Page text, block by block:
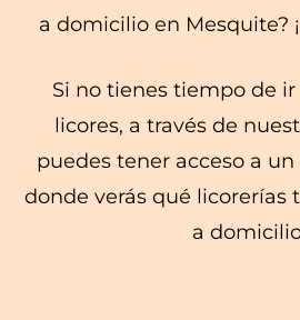
a domicilio en Mesquite?
Si no tienes tiempo de
licores, a través de
puedes tener acceso a
donde verás qué licorerías
a